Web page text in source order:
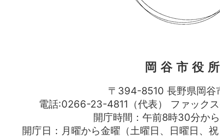
岡谷市役
〒394-8510 長野県岡谷
電話:0266-23-4811（代表） ファッ
開庁時間：午前8時30分か
開庁日：月曜から金曜（土曜日、日曜日、